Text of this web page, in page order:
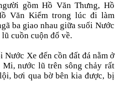
gồm Hồ Văn Thưng, Hồ
Văn Kiểm trong lúc đi làm
ba giao nhau giữa suối Nước
cuồn cuộn đổ về.
Nước Xe đến cồn đất đá nằm ở
nước lũ trên sông chảy rất
bơi qua bờ bên kia được, bị